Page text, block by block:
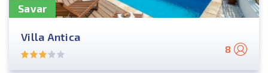
Savar
Villa Antica
8